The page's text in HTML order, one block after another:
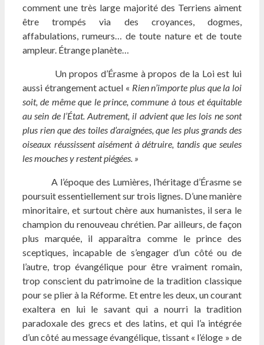
comment une très large majorité des Terriens aiment
être trompés via des croyances, dogmes,
affabulations, rumeurs… de toute nature et de toute
ampleur. Étrange planète…
Un propos d’Érasme à propos de la Loi est lui
aussi étrangement actuel « Rien n’importe plus que la loi
soit, de même que le prince, commune à tous et équitable
au sein de l’État. Autrement, il advient que les lois ne sont
plus rien que des toiles d’araignées, que les plus grands des
oiseaux réussissent aisément à détruire, tandis que seules
les mouches y restent piégées. »
A l’époque des Lumières, l’héritage d’Érasme se
poursuit essentiellement sur trois lignes. D’une manière
minoritaire, et surtout chère aux humanistes, il sera le
champion du renouveau chrétien. Par ailleurs, de façon
plus marquée, il apparaîtra comme le prince des
sceptiques, incapable de s’engager d’un côté ou de
l’autre, trop évangélique pour être vraiment romain,
trop conscient du patrimoine de la tradition classique
pour se plier à la Réforme. Et entre les deux, un courant
exaltera en lui le savant qui a nourri la tradition
paradoxale des grecs et des latins, et qui l’a intégrée
d’un côté au message évangélique, tissant « l’éloge » de